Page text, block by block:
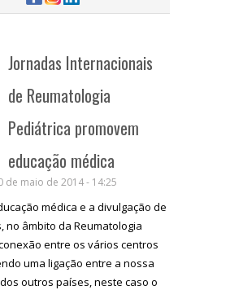
Jornadas Internacionais
de Reumatologia
Pediátrica promovem
educação médica
de maio de 2014 - 14:25
médica e a divulgação de
no âmbito da Reumatologia
entre os vários centros
uma ligação entre a nossa
outros países, neste caso o